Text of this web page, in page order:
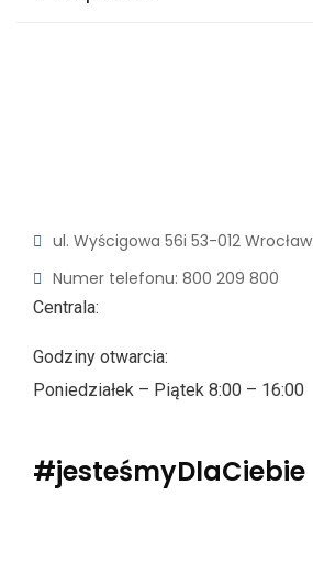
ul. Wyścigowa 56i 53-012 Wrocław
Numer telefonu: 800 209 800
Centrala:
Godziny otwarcia:
Poniedziałek – Piątek 8:00 – 16:00
#jesteśmyDlaCiebie